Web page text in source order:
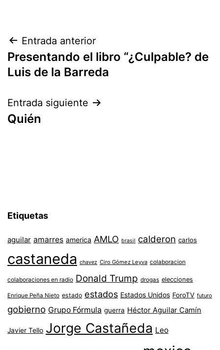
Navegación
de
Entrada anterior
Presentando el libro “¿Culpable? de
Luis de la Barreda
Entrada siguiente
Quién
Etiquetas
aguilar amarres america AMLO brasil calderon carlos
castaneda chavez Ciro Gómez Leyva colaboracion
colaboraciones en radio Donald Trump drogas elecciones
Enrique Peña Nieto estado estados Estados Unidos ForoTV futuro
gobierno Grupo Fórmula guerra Héctor Aguilar Camín
Javier Tello Jorge Castañeda Leo